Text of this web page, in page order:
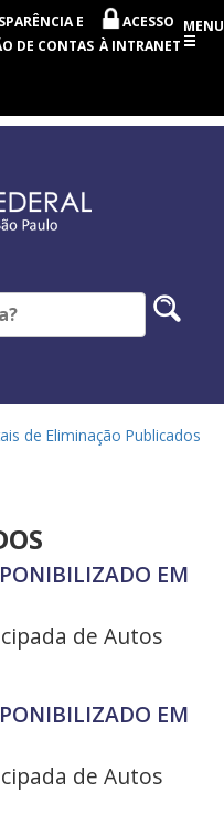
E
DE CONTAS
ACESSO
À INTRANET
MENU
de Eliminação Publicados
EM
de Autos
EM
de Autos